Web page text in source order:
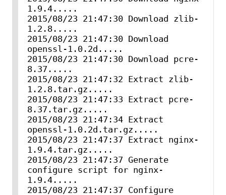
1.9.4.....
2015/08/23 21:47:30 Download zlib-
1.2.8.....
2015/08/23 21:47:30 Download
openssl-1.0.2d.....
2015/08/23 21:47:30 Download pcre-
8.37.....
2015/08/23 21:47:32 Extract zlib-
1.2.8.tar.gz.....
2015/08/23 21:47:33 Extract pcre-
8.37.tar.gz.....
2015/08/23 21:47:34 Extract
openssl-1.0.2d.tar.gz.....
2015/08/23 21:47:37 Extract nginx-
1.9.4.tar.gz.....
2015/08/23 21:47:37 Generate
configure script for nginx-
1.9.4.....
2015/08/23 21:47:37 Configure